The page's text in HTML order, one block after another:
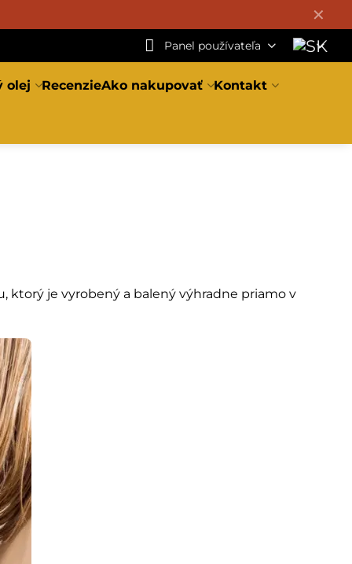
✕
Panel používateľa
olej RecenzieAko nakupovať Kontakt
ktorý je vyrobený a balený výhradne priamo v